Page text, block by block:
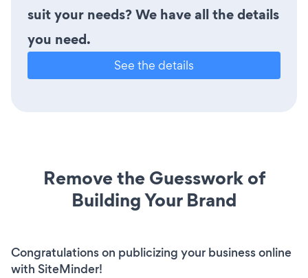
suit your needs? We have all the details
you need.
See the details
Remove the Guesswork of
Building Your Brand
Congratulations on publicizing your business online
with SiteMinder!